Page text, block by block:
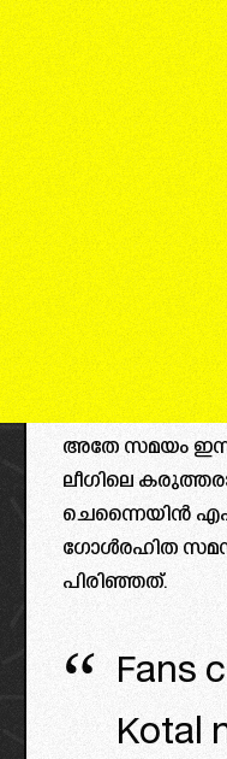
അതേ സമയം
ലീഗിലെ
ചെന്നൈയിൻ
ഗോൾരഹിത
പിരിഞ്ഞത്.
Fans
Kotal